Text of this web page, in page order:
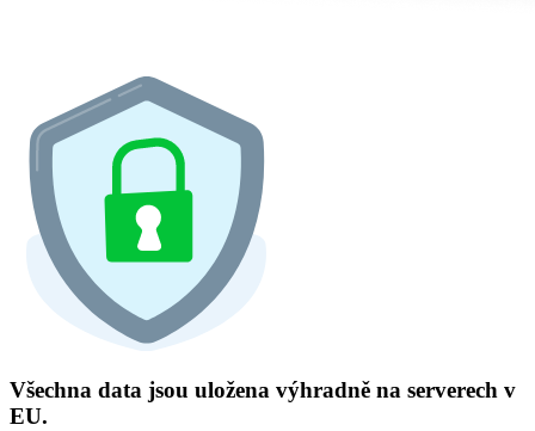
Všechna data jsou uložena výhradně na serverech v
EU.